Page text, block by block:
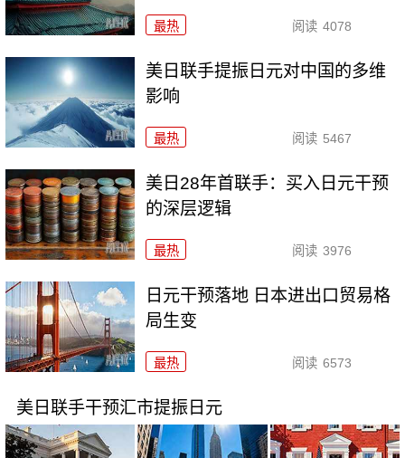
最热 阅读 4078
美日联手提振日元对中国的多维
影响
最热 阅读 5467
美日28年首联手：买入日元干预
的深层逻辑
最热 阅读 3976
日元干预落地 日本进出口贸易格
局生变
最热 阅读 6573
美日联手干预汇市提振日元